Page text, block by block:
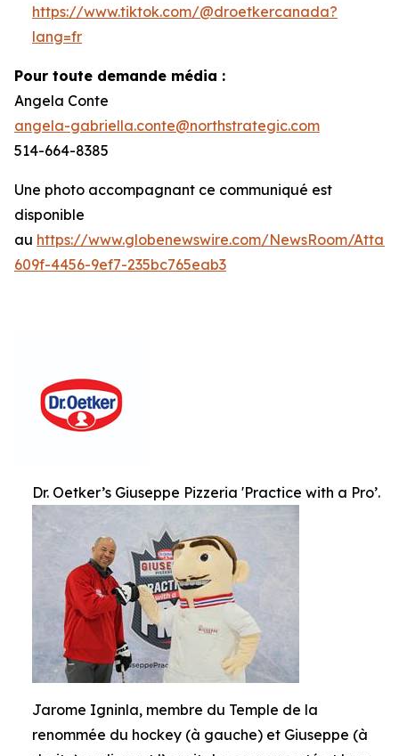
https://www.tiktok.com/@droetkercanada?
lang=fr
Pour toute demande média :
Angela Conte
angela-gabriella.conte@northstrategic.com
514-664-8385
Une photo accompagnant ce communiqué est
disponible
au https://www.globenewswire.com/NewsRoom/
609f-4456-9ef7-235bc765eab3
Dr. Oetker’s Giuseppe Pizzeria 'Practice with a Pro’.
Jarome Igninla, membre du Temple de la
renommée du hockey (à gauche) et Giuseppe (à